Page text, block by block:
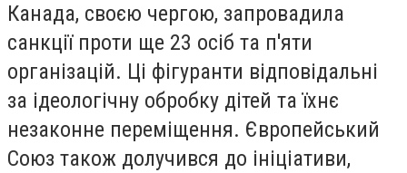
Канада, своєю чергою, запровадила
санкції проти ще 23 осіб та п'яти
організацій. Ці фігуранти відповідальні
за ідеологічну обробку дітей та їхнє
незаконне переміщення. Європейський
Союз також долучився до ініціативи,